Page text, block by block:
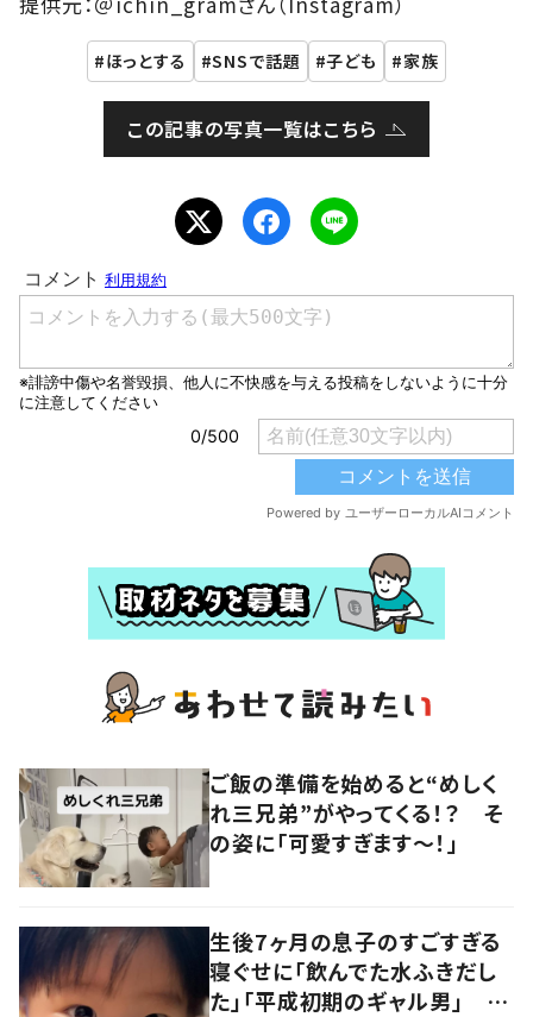
ほっとする SNSで話題 子ども 家族
この記事の写真一覧はこちら
ご飯の準備を始めると“めしく
れ三兄弟”がやってくる！？ そ
の姿に「可愛すぎます〜！」
生後7ヶ月の息子のすごすぎる
寝ぐせに「飲んでた水ふきだし
た」「平成初期のギャル男」 実